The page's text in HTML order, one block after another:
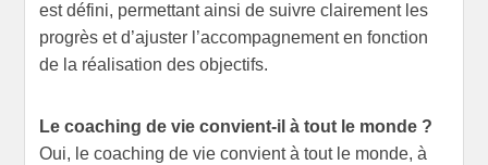
est défini, permettant ainsi de suivre clairement les
progrès et d’ajuster l’accompagnement en fonction
de la réalisation des objectifs.
Le coaching de vie convient-il à tout le monde ?
Oui, le coaching de vie convient à tout le monde, à